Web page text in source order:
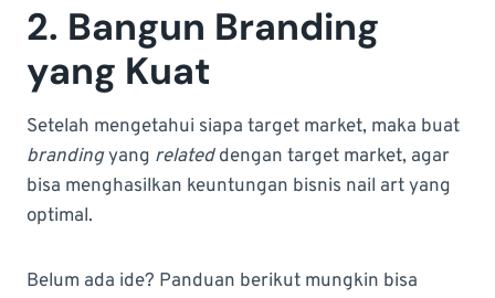
2. Bangun Branding
yang Kuat
Setelah mengetahui siapa target market, maka buat
brandingyang relateddengan target market, agar
bisa menghasilkan keuntungan bisnis nail art yang
optimal.
Belum ada ide? Panduan berikut mungkin bisa